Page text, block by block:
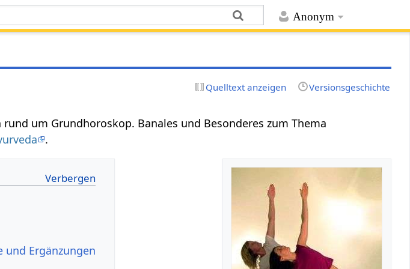
Anonym
Quelltext anzeigen Versionsgeschichte
um Grundhoroskop. Banales und Besonderes zum Thema
.
und Ergänzungen